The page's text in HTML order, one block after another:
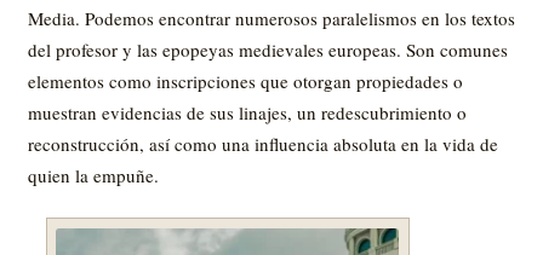
Media. Podemos encontrar numerosos paralelismos en los textos
del profesor y las epopeyas medievales europeas. Son comunes
elementos como inscripciones que otorgan propiedades o
muestran evidencias de sus linajes, un redescubrimiento o
reconstrucción, así como una influencia absoluta en la vida de
quien la empuñe.